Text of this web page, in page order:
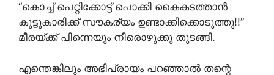
“കൊച്ച് പെറ്റിക്കോട്ട് പൊക്കി കൈകടത്താൻ
കൂട്ടുകാരിക്ക് സൗകര്യം ഉണ്ടാക്കിക്കൊടുത്തു!!”
മീരയ്ക്ക് പിന്നെയും നീരൊഴുക്കു തുടങ്ങി.
എന്തെങ്കിലും അഭിപ്രായം പറഞ്ഞാൽ തന്റെ